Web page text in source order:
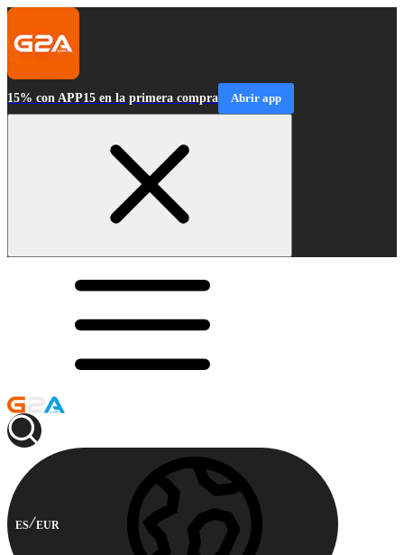
15% con APP15 en la primera compra Abrir app
ES EUR